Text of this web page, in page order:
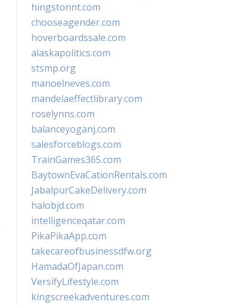
hingstonnt.com
chooseagender.com
hoverboardssale.com
alaskapolitics.com
stsmp.org
manoelneves.com
mandelaeffectlibrary.com
roselynns.com
balanceyoganj.com
salesforceblogs.com
TrainGames365.com
BaytownEvaCationRentals.com
JabalpurCakeDelivery.com
halobjd.com
intelligenceqatar.com
PikaPikaApp.com
takecareofbusinessdfw.org
HamadaOfJapan.com
VersifyLifestyle.com
kingscreekadventures.com